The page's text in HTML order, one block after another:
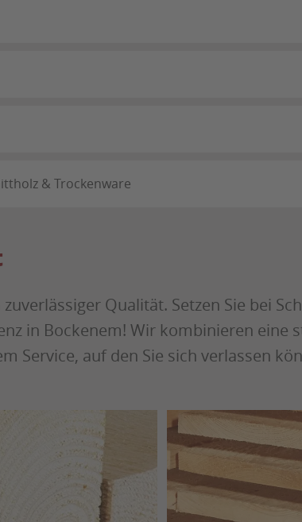
& Trockenware
Qualität. Setzen Sie bei
in Bockenem! Wir kombinieren eine
Service, auf den Sie sich verlassen